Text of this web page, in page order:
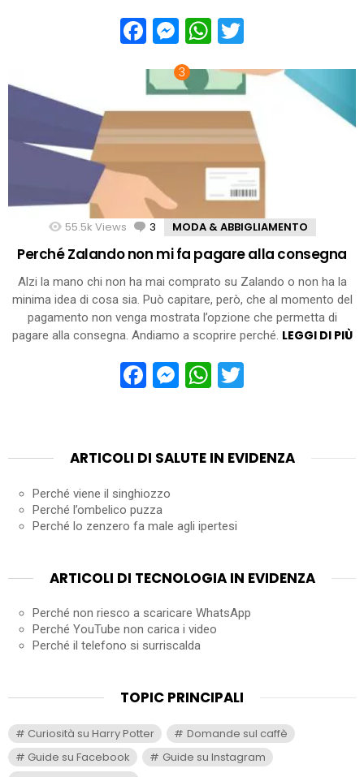
Facebook
Messenger
WhatsApp
55.5k Views 3 Comments
MODA & ABBIGLIAMENTO
Perché Zalando non mi fa pagare alla consegna
Alzi la mano chi non ha mai comprato su Zalando o non ha la
minima idea di cosa sia. Può capitare, però, che al momento del
pagamento non venga mostrata l’opzione che permetta di
pagare alla consegna. Andiamo a scoprire perché. LEGGI DI PIÙ
Facebook
Messenger
WhatsApp
ARTICOLI DI SALUTE IN EVIDENZA
Perché viene il singhiozzo
Perché l’ombelico puzza
Perché lo zenzero fa male agli ipertesi
ARTICOLI DI TECNOLOGIA IN EVIDENZA
Perché non riesco a scaricare WhatsApp
Perché YouTube non carica i video
Perché il telefono si surriscalda
TOPIC PRINCIPALI
Curiosità su Harry Potter
Domande sul caffè
Guide su Facebook
Guide su Instagram